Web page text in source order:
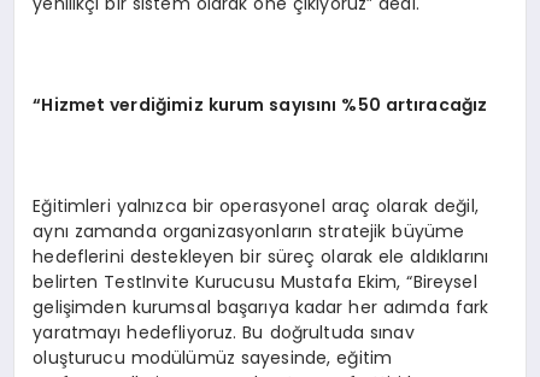
“Hizmet verdiğimiz kurum sayısını %50 artıracağız
Eğitimleri yalnızca bir operasyonel araç olarak değil,
aynı zamanda organizasyonların stratejik büyüme
hedeflerini destekleyen bir süreç olarak ele aldıklarını
belirten TestInvite Kurucusu Mustafa Ekim, “Bireysel
gelişimden kurumsal başarıya kadar her adımda fark
yaratmayı hedefliyoruz. Bu doğrultuda sınav
oluşturucu modülümüz sayesinde, eğitim